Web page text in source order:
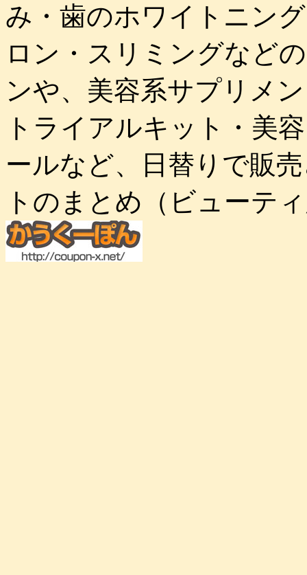
み・歯のホワイトニン
ロン・スリミングなど
ンや、美容系サプリメ
トライアルキット・美
ールなど、日替りで販
トのまとめ（ビューテ